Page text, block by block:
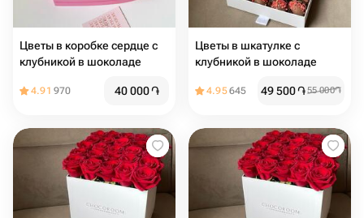
Цветы в коробке сердце с
клубникой в шоколаде
4.91 970 40 000֏
Цветы в шкатулке с
клубникой в шоколаде
4.95645 49 500֏55 000֏